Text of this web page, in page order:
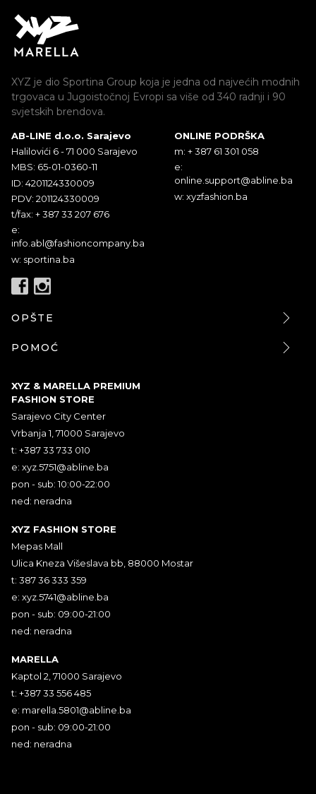
XYZ je dio Sportina Group koja je jedna od najvećih modnih
trgovaca u Jugoistočnoj Evropi sa više od 340 radnji i 90
svjetskih brendova.
AB-LINE d.o.o. Sarajevo
Halilovići 6 - 71 000 Sarajevo
MBS: 65-01-0360-11
ID: 4201124330009
PDV: 201124330009
t/fax: + 387 33 207 676
e:
info.abl@fashioncompany.ba
w: sportina.ba
ONLINE PODRŠKA
m: + 387 61 301 058
e:
online.support@abline.ba
w: xyzfashion.ba
OPŠTE
POMOĆ
XYZ & MARELLA PREMIUM
FASHION STORE
Sarajevo City Center
Vrbanja 1, 71000 Sarajevo
t: +387 33 733 010
e: xyz.5751@abline.ba
pon - sub: 10:00-22:00
ned: neradna
XYZ FASHION STORE
Mepas Mall
Ulica Kneza Višeslava bb, 88000 Mostar
t: 387 36 333 359
e: xyz.5741@abline.ba
pon - sub: 09:00-21:00
ned: neradna
MARELLA
Kaptol 2, 71000 Sarajevo
t: +387 33 556 485
e: marella.5801@abline.ba
pon - sub: 09:00-21:00
ned: neradna